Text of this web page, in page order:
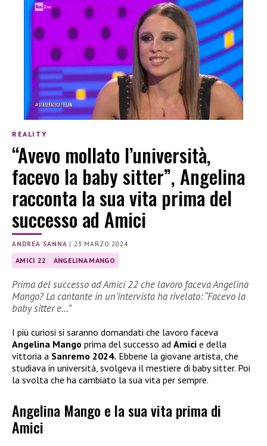
REALITY
“Avevo mollato l’università,
facevo la baby sitter”, Angelina
racconta la sua vita prima del
successo ad Amici
ANDREA SANNA |23 MARZO 2024
AMICI 22 ANGELINA MANGO
Prima del successo ad Amici 22 che lavoro faceva Angelina
Mango? La cantante in un’intervista ha rivelato: “Facevo la
baby sitter e…”
I più curiosi si saranno domandati che lavoro faceva
Angelina Mango prima del successo ad Amici e della
vittoria a Sanremo 2024. Ebbene la giovane artista, che
studiava in università, svolgeva il mestiere di baby sitter. Poi
la svolta che ha cambiato la sua vita per sempre.
Angelina Mango e la sua vita prima di
Amici